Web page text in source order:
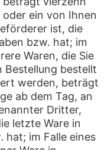
oder ein von Ihnen
ist, die
bzw. hat; im
Waren, die Sie
Bestellung bestellt
werden, beträgt
ab dem Tag, an
Dritter,
letzte Ware in
hat; im Falle eines